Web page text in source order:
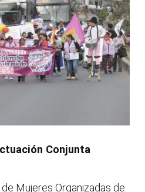
Conjunta
Mujeres Organizadas de